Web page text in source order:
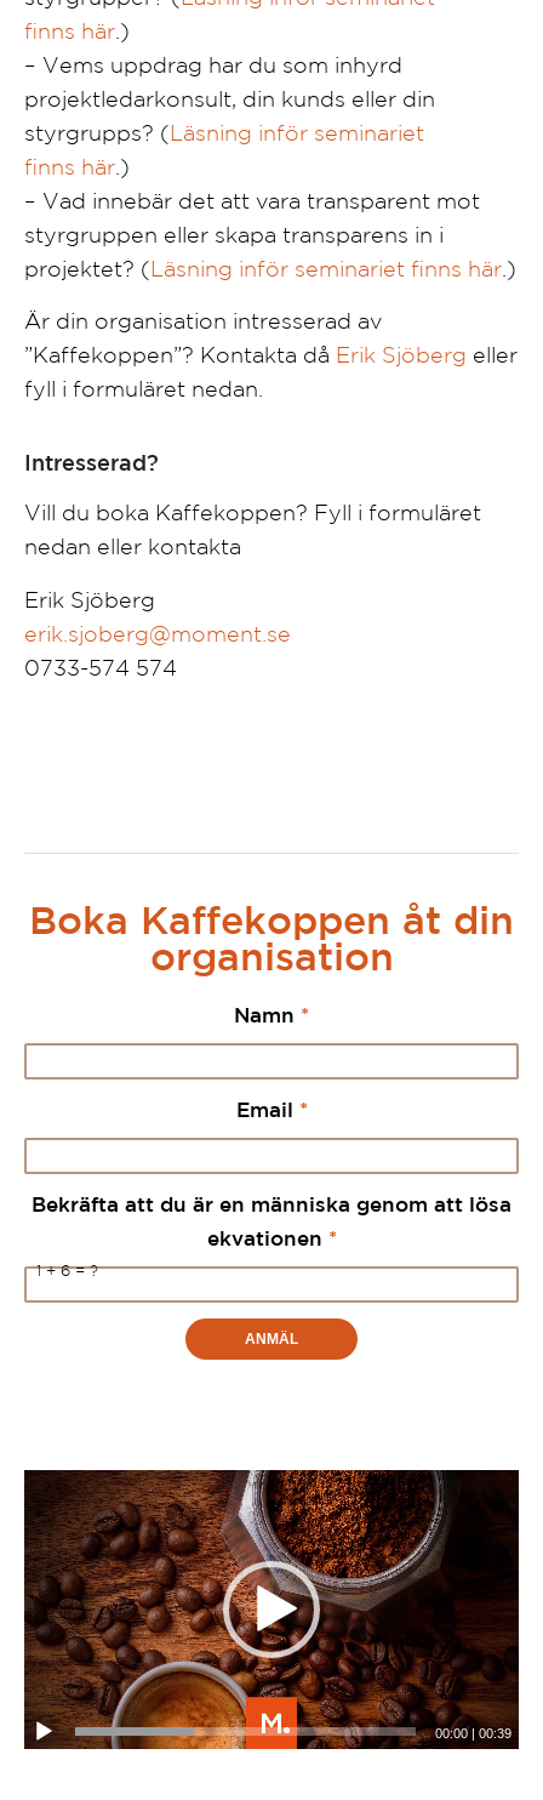
finns här .)
– Vems uppdrag har du som inhyrd
projektledarkonsult, din kunds eller din
styrgrupps? (
Läsning inför seminariet
finns här .)
– Vad innebär det att vara transparent mot
styrgruppen eller skapa transparens in i
projektet? (
Läsning inför seminariet finns här .)
Är din organisation intresserad av
”Kaffekoppen”? Kontakta då Erik Sjöberg eller
fyll i formuläret nedan.
Intresserad?
Vill du boka Kaffekoppen? Fyll i formuläret
nedan eller kontakta
Erik Sjöberg
erik.sjoberg@moment.se
0733-574 574
Boka Kaffekoppen åt din
organisation
Namn *
Email *
1 + 6 = ?
Bekräfta att du är en människa genom att lösa
ekvationen *
00:00| 00:39